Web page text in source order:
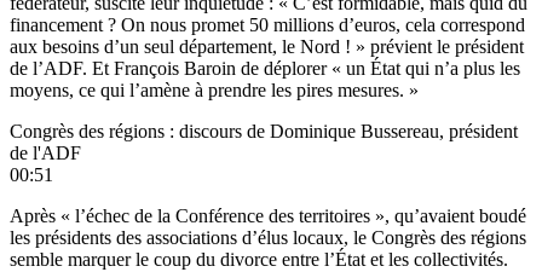
financement ? On nous promet 50 millions d’euros, cela correspond
aux besoins d’un seul département, le Nord ! » prévient le président
de l’ADF. Et François Baroin de déplorer « un État qui n’a plus les
moyens, ce qui l’amène à prendre les pires mesures. »
Congrès des régions : discours de Dominique Bussereau, président
de l'ADF
00:51
Après « l’échec de la Conférence des territoires », qu’avaient boudé
les présidents des associations d’élus locaux, le Congrès des régions
semble marquer le coup du divorce entre l’État et les collectivités.